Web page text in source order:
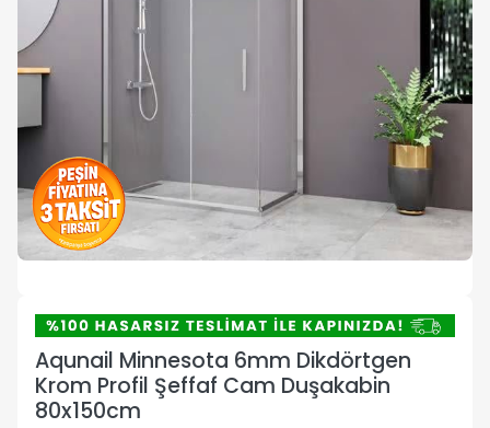
Aqunail Minnesota 6mm Dikdörtgen
Krom Profil Şeffaf Cam Duşakabin
80x150cm